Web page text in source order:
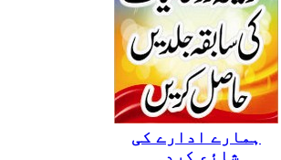
ہمارے ادارے کی
شائع کردہ